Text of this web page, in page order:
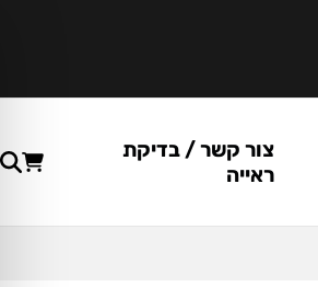
צור קשר / בדיקת
ראייה